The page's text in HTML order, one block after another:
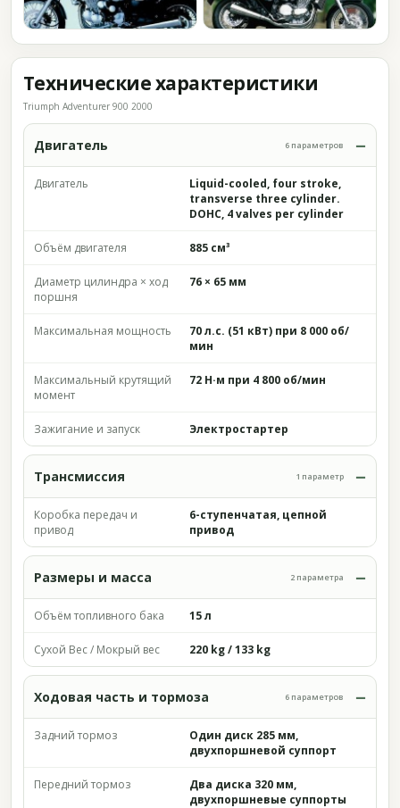
Технические характеристики
Triumph Adventurer 900 2000
Двигатель 6 параметров
Двигатель
Liquid-cooled, four stroke,
transverse three cylinder.
DOHC, 4 valves per cylinder
Объём двигателя 885 см³
Диаметр цилиндра × ход
поршня
76 × 65 мм
Максимальная мощность
70 л.с. (51 кВт) при 8 000 об/
мин
Максимальный крутящий
момент
72 Н·м при 4 800 об/мин
Зажигание и запуск Электростартер
Трансмиссия 1 параметр
Коробка передач и
привод
6-ступенчатая, цепной
привод
Размеры и масса 2 параметра
Объём топливного бака 15 л
Сухой Вес / Мокрый вес 220 kg / 133 kg
Ходовая часть и тормоза 6 параметров
Задний тормоз
Один диск 285 мм,
двухпоршневой суппорт
Передний тормоз
Два диска 320 мм,
двухпоршневые суппорты